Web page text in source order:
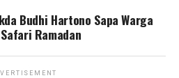
Budhi Hartono Sapa Warga
Ramadan